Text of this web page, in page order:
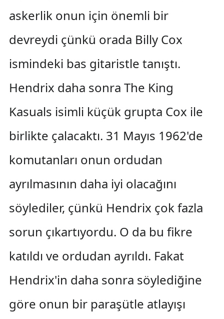
askerlik onun için önemli bir
devreydi çünkü orada Billy Cox
ismindeki bas gitaristle tanıştı.
Hendrix daha sonra The King
Kasuals isimli küçük grupta Cox ile
birlikte çalacaktı. 31 Mayıs 1962'de
komutanları onun ordudan
ayrılmasının daha iyi olacağını
söylediler, çünkü Hendrix çok fazla
sorun çıkartıyordu. O da bu fikre
katıldı ve ordudan ayrıldı. Fakat
Hendrix'in daha sonra söylediğine
göre onun bir paraşütle atlayışı